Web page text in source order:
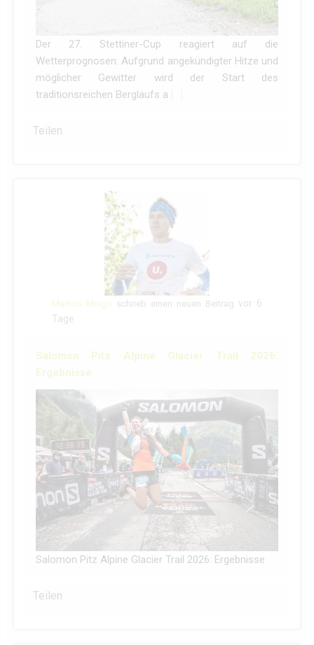
Der 27. Stettiner-Cup reagiert auf die
Wetterprognosen: Aufgrund angekündigter Hitze und
möglicher Gewitter wird der Start des
traditionsreichen Berglaufs a […]
Teilen
Markus Mingo schrieb einen neuen Beitrag vor 6
Tage
Salomon Pitz Alpine Glacier Trail 2026:
Ergebnisse
Salomon Pitz Alpine Glacier Trail 2026: Ergebnisse
Teilen